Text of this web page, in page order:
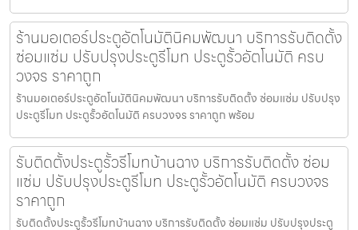
ร้านมอเตอร์ประตูอัตโนมัตินิคมพัฒนา บริการรับติดตั้ง
ซ่อมแซ่ม ปรับปรุงประตูรีโมท ประตูรั้วอัตโนมัติ ครบ
วงจร ราคาถูก
ร้านมอเตอร์ประตูอัตโนมัตินิคมพัฒนา บริการรับติดตั้ง ซ่อมแซ่ม ปรับปรุง
ประตูรีโมท ประตูรั้วอัตโนมัติ ครบวงจร ราคาถูก พร้อม
รับติดตั้งประตูรั้วรีโมทบ้านฉาง บริการรับติดตั้ง ซ่อม
แซ่ม ปรับปรุงประตูรีโมท ประตูรั้วอัตโนมัติ ครบวงจร
ราคาถูก
รับติดตั้งประตูรั้วรีโมทบ้านฉาง บริการรับติดตั้ง ซ่อมแซ่ม ปรับปรุงประตู